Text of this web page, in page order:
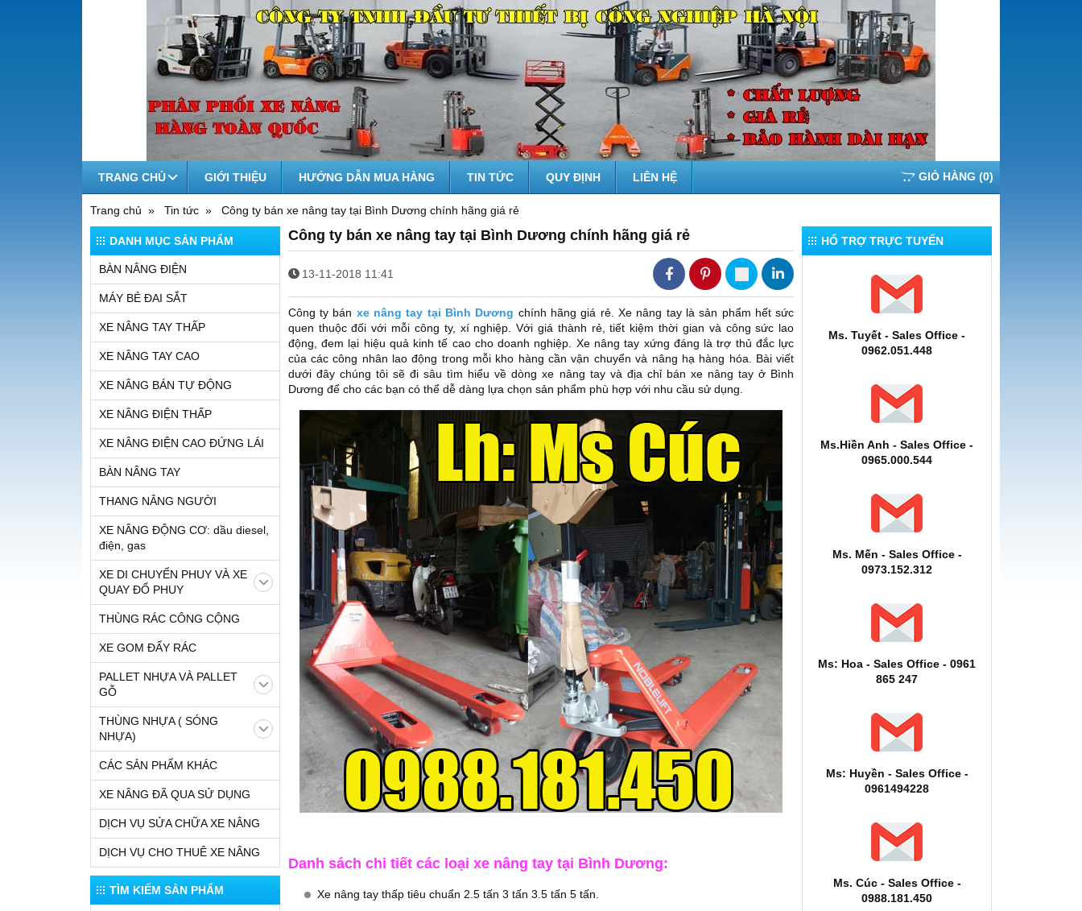
TRANG CHỦ GIỚI THIỆU HƯỚNG DẪN MUA HÀNG TIN TỨC QUY ĐỊNH LIÊN HỆ GIỎ HÀNG (0)
Trang chủ Tin tức Công ty bán xe nâng tay tại Bình Dương chính hãng giá rẻ
DANH MỤC SẢN PHẨM
BÀN NÂNG ĐIỆN
MÁY BẺ ĐAI SẮT
XE NÂNG TAY THẤP
XE NÂNG TAY CAO
XE NÂNG BÁN TỰ ĐỘNG
XE NÂNG ĐIỆN THẤP
XE NÂNG ĐIỆN CAO ĐỨNG LÁI
BÀN NÂNG TAY
THANG NÂNG NGƯỜI
XE NÂNG ĐỘNG CƠ: dầu diesel,
điện, gas
XE DI CHUYỂN PHUY VÀ XE
QUAY ĐỔ PHUY
THÙNG RÁC CÔNG CỘNG
XE GOM ĐẨY RÁC
PALLET NHỰA VÀ PALLET
GỖ
THÙNG NHỰA ( SÓNG
NHỰA)
CÁC SẢN PHẨM KHÁC
XE NÂNG ĐÃ QUA SỬ DỤNG
DỊCH VỤ SỬA CHỮA XE NÂNG
DỊCH VỤ CHO THUÊ XE NÂNG
TÌM KIẾM SẢN PHẨM
Công ty bán xe nâng tay tại Bình Dương chính hãng giá rẻ
13-11-2018 11:41
Công ty bán xe nâng tay tại Bình Dương chính hãng giá rẻ. Xe nâng tay là sản phẩm hết sức
quen thuộc đối với mỗi công ty, xí nghiệp. Với giá thành rẻ, tiết kiệm thời gian và công sức lao
động, đem lại hiệu quả kinh tế cao cho doanh nghiệp. Xe nâng tay xứng đáng là trợ thủ đắc lực
của các công nhân lao động trong mỗi kho hàng cần vận chuyển và nâng hạ hàng hóa. Bài viết
dưới đây chúng tôi sẽ đi sâu tìm hiểu về dòng xe nâng tay và địa chỉ bán xe nâng tay ở Bình
Dương để cho các bạn có thể dễ dàng lựa chọn sản phẩm phù hợp với nhu cầu sử dụng.
Danh sách chi tiết các loại xe nâng tay tại Bình Dương:
Xe nâng tay thấp tiêu chuẩn 2.5 tấn 3 tấn 3.5 tấn 5 tấn.
HỔ TRỢ TRỰC TUYẾN
Ms. Tuyết - Sales Office -
0962.051.448
Ms.Hiền Anh - Sales Office -
0965.000.544
Ms. Mến - Sales Office -
0973.152.312
Ms: Hoa - Sales Office - 0961
865 247
Ms: Huyền - Sales Office -
0961494228
Ms. Cúc - Sales Office -
0988.181.450